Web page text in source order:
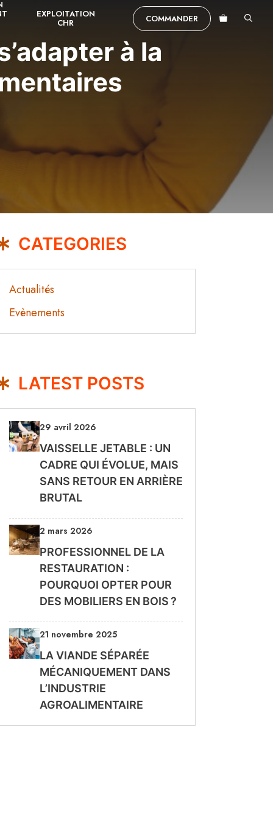
EXPLOITATION
CHR COMMANDER
à la
CATEGORIES
Actualités
Evènements
LATEST POSTS
29 avril 2026
VAISSELLE JETABLE : UN
CADRE QUI ÉVOLUE, MAIS
SANS RETOUR EN ARRIÈRE
BRUTAL
2 mars 2026
PROFESSIONNEL DE LA
RESTAURATION :
POURQUOI OPTER POUR
DES MOBILIERS EN BOIS ?
21 novembre 2025
LA VIANDE SÉPARÉE
MÉCANIQUEMENT DANS
L’INDUSTRIE
AGROALIMENTAIRE